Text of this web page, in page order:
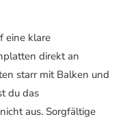
eine klare
direkt an
starr mit Balken und
du das
aus. Sorgfältige